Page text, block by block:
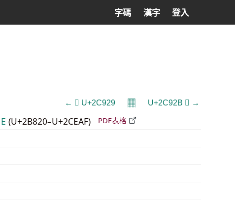
字碼 漢字 登入
← 𬤩 U+2C929 𝄜 U+2C92B 𬤫 →
(U+2B820–U+2CEAF) PDF表格